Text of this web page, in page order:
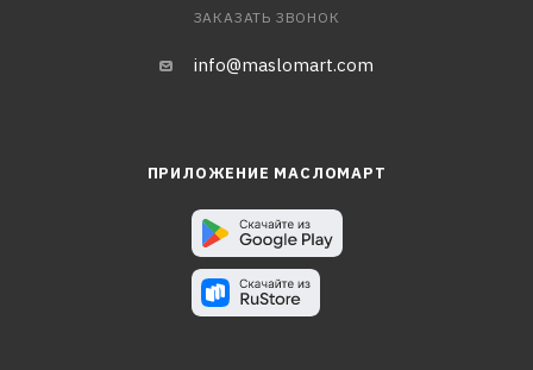
ЗАКАЗАТЬ ЗВОНОК
info@maslomart.com
ПРИЛОЖЕНИЕ МАСЛОМАРТ